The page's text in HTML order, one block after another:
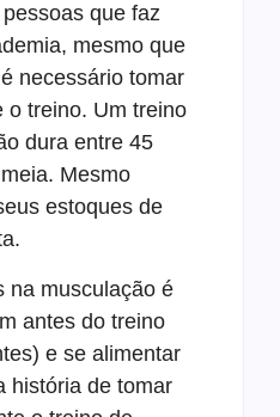
que faz
mesmo que
necessário tomar
o treino. Um treino
dura entre 45
Mesmo
estoques de
na musculação é
antes do treino
e se alimentar
história de tomar